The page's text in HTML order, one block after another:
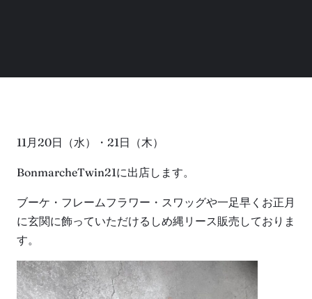
11月20日（水）・21日（木）
BonmarcheTwin21に出店します。
ブーケ・フレームフラワー・スワッグや一足早くお正月
に玄関に飾っていただけるしめ縄リース販売しておりま
す。